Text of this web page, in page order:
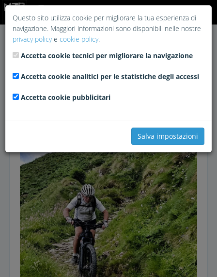
Questo sito utilizza cookie per migliorare la tua esperienza di
navigazione. Maggiori informazioni sono disponibili nelle nostre
privacy policye cookie policy.
Accetta cookie tecnici per migliorare la navigazione
Accetta cookie analitici per le statistiche degli accessi
Accetta cookie pubblicitari
Salva impostazioni